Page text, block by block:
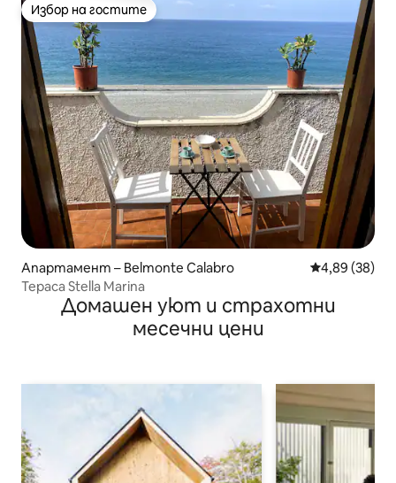
Избор на гостите
Избор на гостите
Апартамент – Belmonte Calabro Средна
4,89 (38)
Тераса Stella Marina
Домашен уют и страхотни
месечни цени